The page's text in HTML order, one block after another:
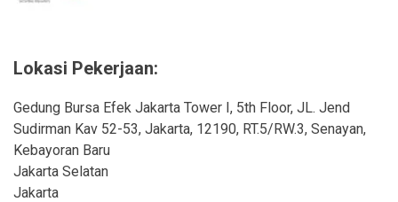
Lokasi Pekerjaan:
Gedung Bursa Efek Jakarta Tower I, 5th Floor, JL. Jend
Sudirman Kav 52-53, Jakarta, 12190, RT.5/RW.3, Senayan,
Kebayoran Baru
Jakarta Selatan
Jakarta